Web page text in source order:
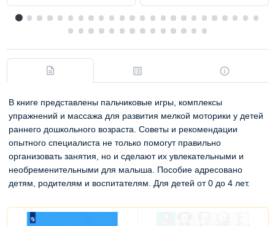
В книге представлены пальчиковые игры, комплексы
упражнений и массажа для развития мелкой моторики у детей
раннего дошкольного возраста. Советы и рекомендации
опытного специалиста не только помогут правильно
организовать занятия, но и сделают их увлекательными и
необременительными для малыша. Пособие адресовано
детям, родителям и воспитателям. Для детей от 0 до 4 лет.